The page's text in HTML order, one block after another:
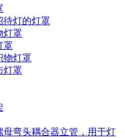
待灯的灯罩
灯罩
罩
物灯罩
灯罩
母弯头耦合器立管，用于灯